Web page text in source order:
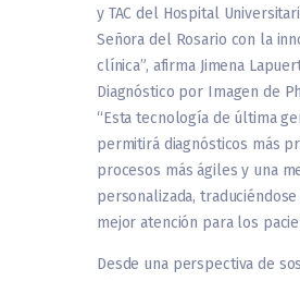
y TAC del Hospital
Señora del Rosario con la
clínica”, afirma Jimena
Diagnóstico por Imagen de
“Esta tecnología de última
permitirá diagnósticos más
procesos más ágiles y una
personalizada,
mejor atención para los
Desde una perspectiva de